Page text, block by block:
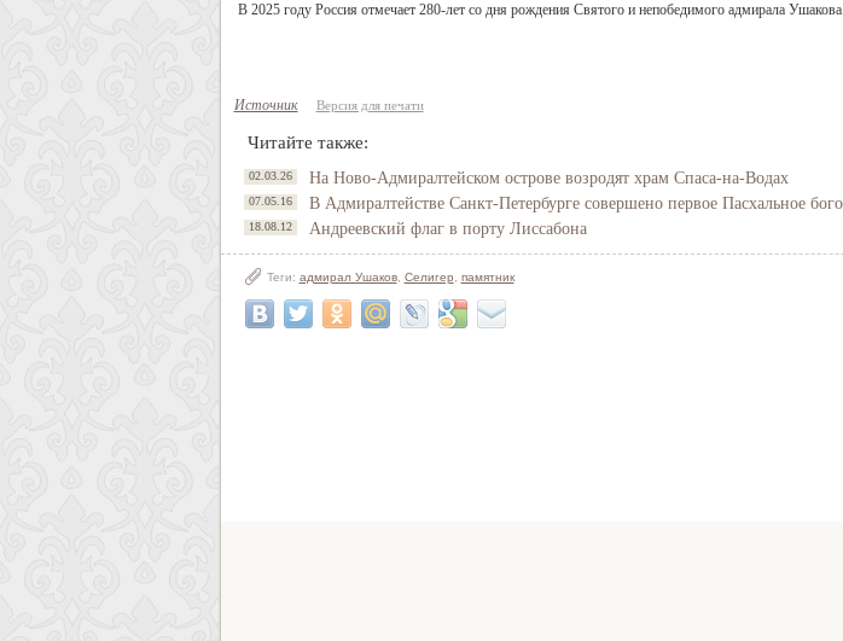
В 2025 году Россия отмечает 280-лет со дня рождения Святого и непобедимого адмирала Ушакова.
Источник Версия для печати
Читайте также:
02.03.26 На Ново-Адмиралтейском острове возродят храм Спаса-на-Водах
07.05.16 В Адмиралтействе Санкт-Петербурге совершено первое Пасхальное
18.08.12 Андреевский флаг в порту Лиссабона
Теги: адмирал Ушаков, Селигер памятник